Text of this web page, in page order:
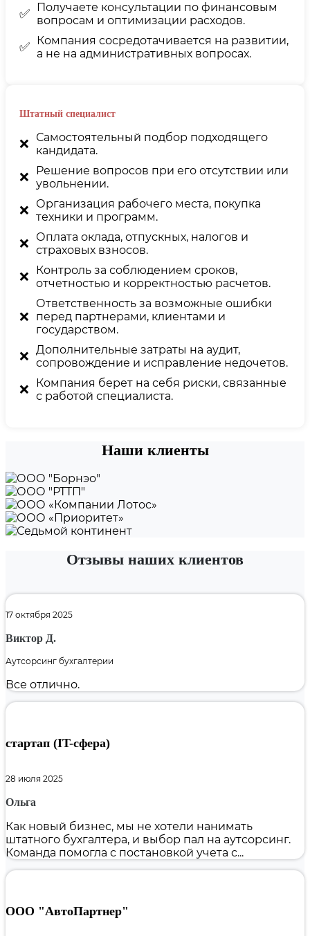
✅ Получаете консультации по финансовым
вопросам и оптимизации расходов.
✅ Компания сосредотачивается на развитии,
а не на административных вопросах.
Штатный специалист
❌
Самостоятельный подбор подходящего
кандидата.
❌
Решение вопросов при его отсутствии или
увольнении.
❌
Организация рабочего места, покупка
техники и программ.
❌
Оплата оклада, отпускных, налогов и
страховых взносов.
❌
Контроль за соблюдением сроков,
отчетностью и корректностью расчетов.
❌
Ответственность за возможные ошибки
перед партнерами, клиентами и
государством.
❌ Дополнительные затраты на аудит,
сопровождение и исправление недочетов.
❌
Компания берет на себя риски, связанные
с работой специалиста.
Наши клиенты
Отзывы наших клиентов
17 октября 2025
Виктор Д.
Аутсорсинг бухгалтерии
Все отлично.
стартап (IT-сфера)
28 июля 2025
Ольга
Как новый бизнес, мы не хотели нанимать
штатного бухгалтера, и выбор пал на аутсорсинг.
Команда помогла с постановкой учета с...
ООО "АвтоПартнер"